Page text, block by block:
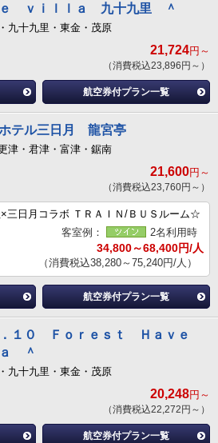
ｅ ｖｉｌｌａ 九十九里 ＾
九十九里・東金・茂原
21,724円～
（消費税込23,896円～）
航空券付プラン一覧
テル三日月 龍宮亭
津・君津・富津・鋸南
21,600円～
（消費税込23,760円～）
三日月コラボ ＴＲＡＩＮ/ＢＵＳルーム☆
客室例：
2名利用時
34,800～68,400円/人
（消費税込38,280～75,240円/人）
航空券付プラン一覧
１０ Ｆｏｒｅｓｔ Ｈａｖｅ
＾
九十九里・東金・茂原
20,248円～
（消費税込22,272円～）
航空券付プラン一覧